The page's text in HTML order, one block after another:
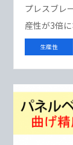
プレスブレ
産性が3倍
生産性